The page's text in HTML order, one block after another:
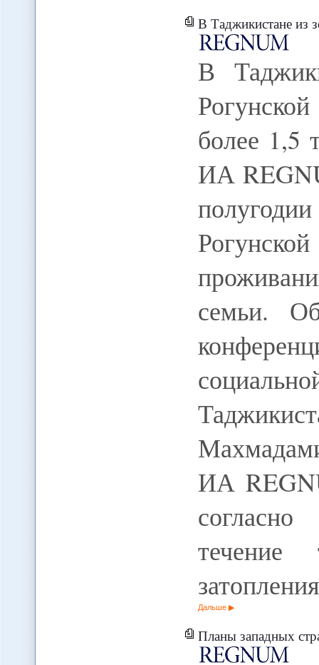
В Таджикистане из зоны
В
более 1,5
ИА
семьи.
ИА
Дальше
Планы западных стран по